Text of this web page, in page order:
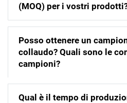
(MOQ) per i vostri
Posso ottenere un
collaudo? Quali sono le
campioni?
Qual è il tempo di